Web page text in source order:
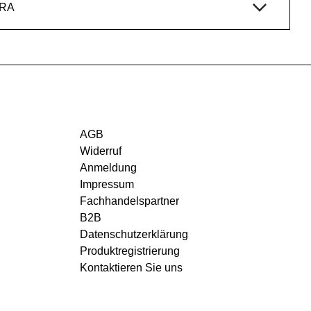
AGB
Widerruf
Anmeldung
Impressum
Fachhandelspartner
B2B
Datenschutzerklärung
Produktregistrierung
Kontaktieren Sie uns